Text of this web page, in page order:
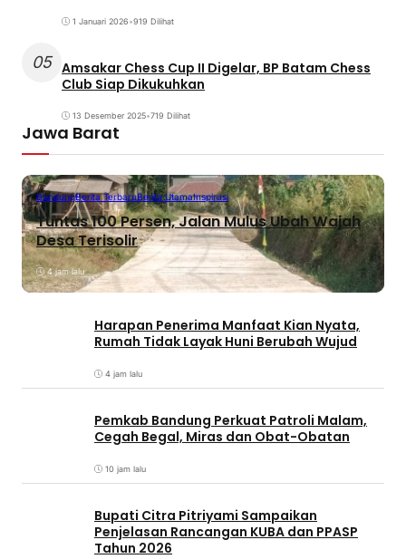
1 Januari 2026•919 Dilihat
05 Amsakar Chess Cup II Digelar, BP Batam Chess
Club Siap Dikukuhkan
13 Desember 2025•719 Dilihat
Jawa Barat
BandungBerita TerbaruBerita UtamaInspirasi
Tuntas 100 Persen, Jalan Mulus Ubah Wajah
Desa Terisolir
4 jam lalu
Harapan Penerima Manfaat Kian Nyata,
Rumah Tidak Layak Huni Berubah Wujud
4 jam lalu
Pemkab Bandung Perkuat Patroli Malam,
Cegah Begal, Miras dan Obat-Obatan
10 jam lalu
Bupati Citra Pitriyami Sampaikan
Penjelasan Rancangan KUBA dan PPASP
Tahun 2026